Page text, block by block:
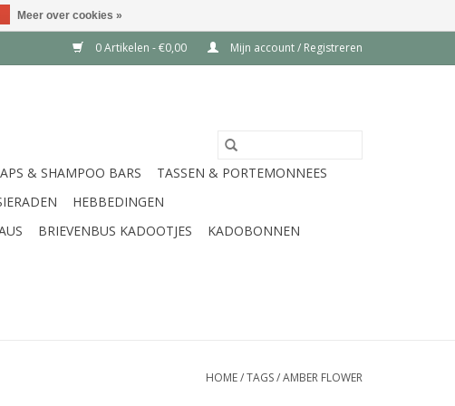
0 Artikelen - €0,00 Mijn account / Registreren
& SHAMPOO BARS
TASSEN & PORTEMONNEES
HEBBEDINGEN
BRIEVENBUS KADOOTJES
KADOBONNEN
HOME/TAGS/AMBER FLOWER
Meer over cookies »